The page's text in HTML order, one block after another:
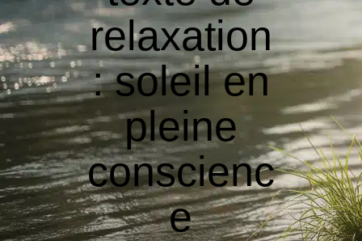
relaxation
: soleil en
pleine
conscienc
e